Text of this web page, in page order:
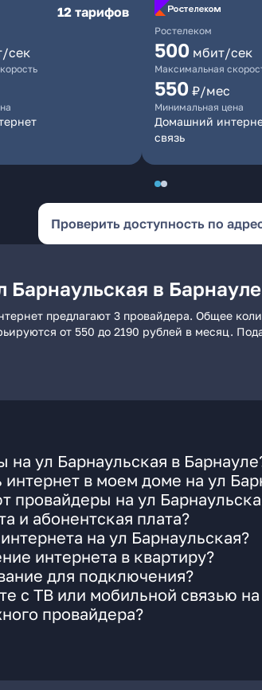
12 тарифов
сек
Ростелеком
500 мбит/сек
Максимальная
550 ₽/мес
Минимальная цена
Домашний
связь
Проверить доступность по
Барнаульская в Барнауле
предлагают 3 провайдера. Общее
от 550 до 2190 рублей в месяц.
ул Барнаульская в
в моем доме на ул
провайдеры на ул
и абонентская плата?
на ул Барнаульская?
интернета в квартиру?
для подключения?
с ТВ или мобильной связью на
провайдера?